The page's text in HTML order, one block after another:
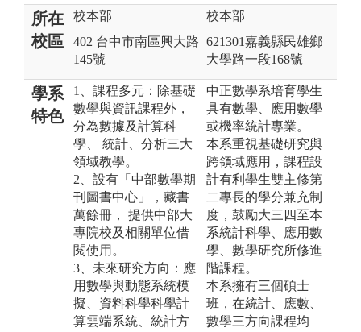
所在
校區
校本部
402 台中市南區興大路
145號
校本部
621301嘉義縣民雄鄉
大學路一段168號
學系
特色
1、課程多元：除基礎
數學與資訊課程外，
分為數據及計算科
學、 統計、分析三大
領域教學。
2、設有「中部數學期
刊圖書中心」，藏書
萬餘冊， 提供中部大
專院校及相關單位借
閱使用。
3、未來研究方向：應
用數學與動態系統模
擬、資料科學科學計
算雲端系統、統計方
中正數學系培育學生
具有數學、應用數學
或機率統計專業。
本系重視基礎研究與
跨領域應用，課程設
計有利學生雙主修第
二專長的學分兼充制
度，鼓勵大三四至本
系統計科學、應用數
學、數學研究所修進
階課程。
本系擁有三個碩士
班，在統計、應數、
數學三方向課程均